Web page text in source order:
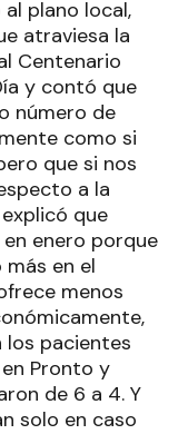
plano local,
atraviesa la
Centenario
y contó que
número de
como si
que si nos
a la
que
enero porque
en el
menos
los pacientes
Pronto y
de 6 a 4. Y
solo en caso